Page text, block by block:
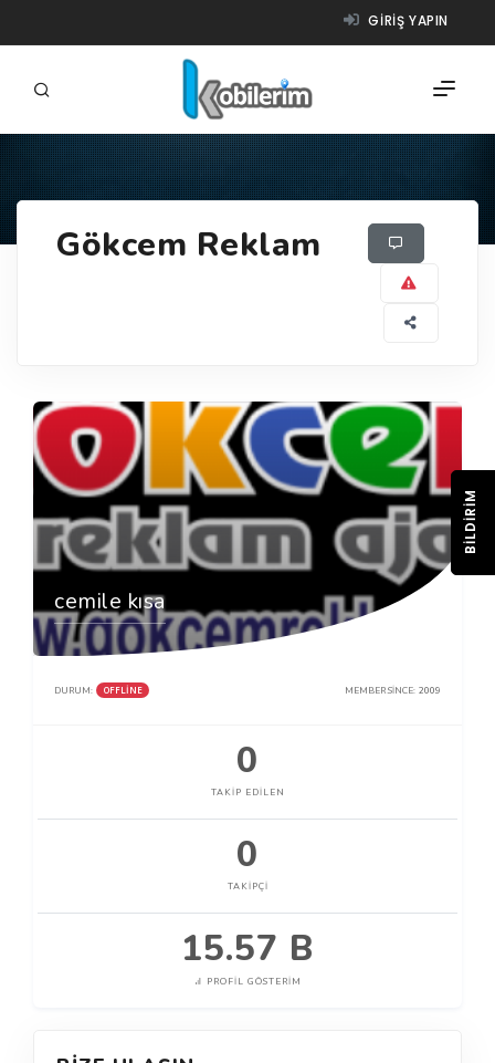
GIRIŞ YAPIN
ÜRÜNLER
Gökcem Reklam
cemile kısa
DURUM: OFFLINE MEMBER SINCE: 2009
0
TAKIP EDILEN
0
TAKIPÇI
15.57 B
PROFIL GÖSTERIM
BILDIRIM